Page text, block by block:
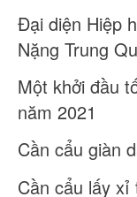
Đại diện Hiệp
Nặng Trung
Một khởi đầu
năm 2021
Cần cẩu giàn
Cần cẩu lấy